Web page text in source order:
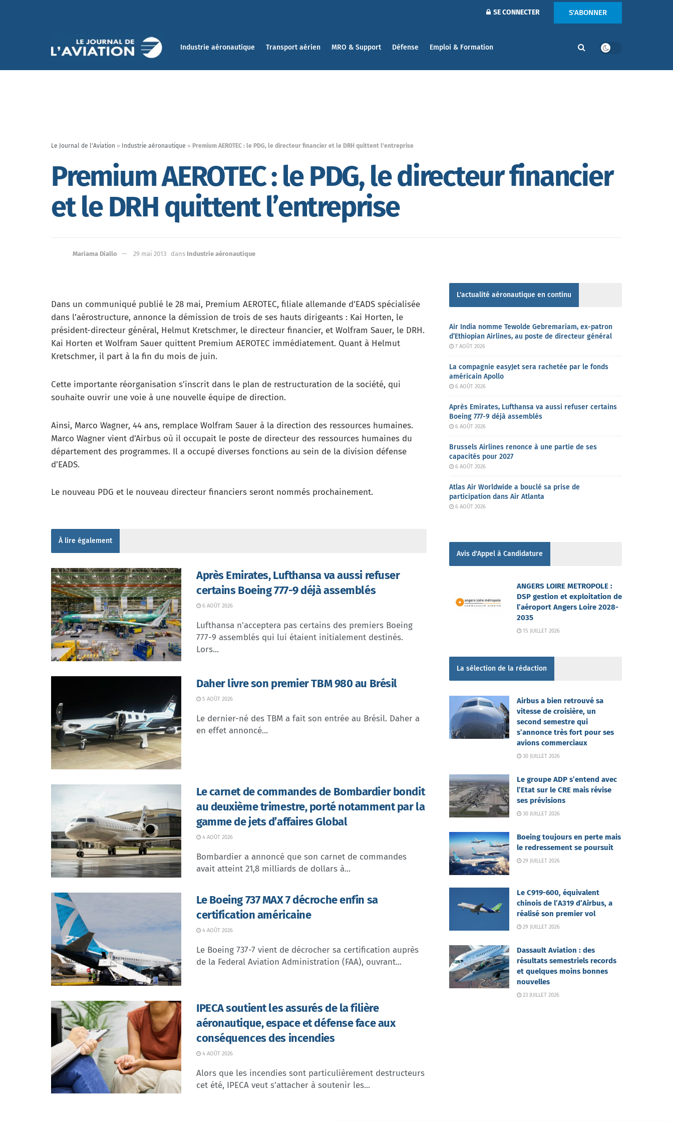
SE CONNECTER S'ABONNER
Industrie aéronautique Transport aérien MRO & Support Défense Emploi & Formation
Le Journal de l'Aviation » Industrie aéronautique » Premium AEROTEC : le PDG, le directeur financier et le DRH quittent l’entreprise
Premium AEROTEC : le PDG, le directeur financier
et le DRH quittent l’entreprise
Mariama Diallo 29 mai 2013 dans Industrie aéronautique
Dans un communiqué publié le 28 mai, Premium AEROTEC, filiale allemande d’EADS spécialisée
dans l’aérostructure, annonce la démission de trois de ses hauts dirigeants : Kai Horten, le
président-directeur général, Helmut Kretschmer, le directeur financier, et Wolfram Sauer, le DRH.
Kai Horten et Wolfram Sauer quittent Premium AEROTEC immédiatement. Quant à Helmut
Kretschmer, il part à la fin du mois de juin.
Cette importante réorganisation s’inscrit dans le plan de restructuration de la société, qui
souhaite ouvrir une voie à une nouvelle équipe de direction.
Ainsi, Marco Wagner, 44 ans, remplace Wolfram Sauer à la direction des ressources humaines.
Marco Wagner vient d’Airbus où il occupait le poste de directeur des ressources humaines du
département des programmes. Il a occupé diverses fonctions au sein de la division défense
d’EADS.
Le nouveau PDG et le nouveau directeur financiers seront nommés prochainement.
À lire également
Après Emirates, Lufthansa va aussi refuser
certains Boeing 777-9 déjà assemblés
6 AOÛT 2026
Lufthansa n'acceptera pas certains des premiers Boeing
777-9 assemblés qui lui étaient initialement destinés.
Lors...
Daher livre son premier TBM 980 au Brésil
5 AOÛT 2026
Le dernier-né des TBM a fait son entrée au Brésil. Daher a
en effet annoncé...
Le carnet de commandes de Bombardier bondit
au deuxième trimestre, porté notamment par la
gamme de jets d’affaires Global
4 AOÛT 2026
Bombardier a annoncé que son carnet de commandes
avait atteint 21,8 milliards de dollars à...
Le Boeing 737 MAX 7 décroche enfin sa
certification américaine
4 AOÛT 2026
Le Boeing 737-7 vient de décrocher sa certification auprès
de la Federal Aviation Administration (FAA), ouvrant...
IPECA soutient les assurés de la filière
aéronautique, espace et défense face aux
conséquences des incendies
4 AOÛT 2026
Alors que les incendies sont particulièrement destructeurs
cet été, IPECA veut s’attacher à soutenir les...
L'actualité aéronautique en continu
Air India nomme Tewolde Gebremariam, ex-patron
d’Ethiopian Airlines, au poste de directeur général
7 AOÛT 2026
La compagnie easyJet sera rachetée par le fonds
américain Apollo
6 AOÛT 2026
Après Emirates, Lufthansa va aussi refuser certains
Boeing 777-9 déjà assemblés
6 AOÛT 2026
Brussels Airlines renonce à une partie de ses
capacités pour 2027
6 AOÛT 2026
Atlas Air Worldwide a bouclé sa prise de
participation dans Air Atlanta
6 AOÛT 2026
Avis d'Appel à Candidature
ANGERS LOIRE METROPOLE :
DSP gestion et exploitation de
l’aéroport Angers Loire 2028-
2035
15 JUILLET 2026
La sélection de la rédaction
Airbus a bien retrouvé sa
vitesse de croisière, un
second semestre qui
s’annonce très fort pour ses
avions commerciaux
30 JUILLET 2026
Le groupe ADP s’entend avec
l’Etat sur le CRE mais révise
ses prévisions
30 JUILLET 2026
Boeing toujours en perte mais
le redressement se poursuit
29 JUILLET 2026
Le C919-600, équivalent
chinois de l’A319 d’Airbus, a
réalisé son premier vol
29 JUILLET 2026
Dassault Aviation : des
résultats semestriels records
et quelques moins bonnes
nouvelles
23 JUILLET 2026